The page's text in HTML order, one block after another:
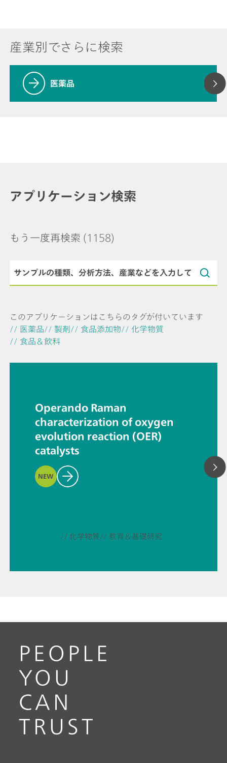
産業別でさらに検索
医薬品
アプリケーション検索
もう一度再検索 (1158)
このアプリケーションはこちらのタグが付いています
// 医薬品// 製剤 // 食品添加物// 化学物質
// 食品＆飲料
Operando Raman
characterization of oxygen
evolution reaction (OER)
catalysts
NEW
// 化学物質 // 教育＆基礎研究
PEOPLE
YOU
CAN
TRUST